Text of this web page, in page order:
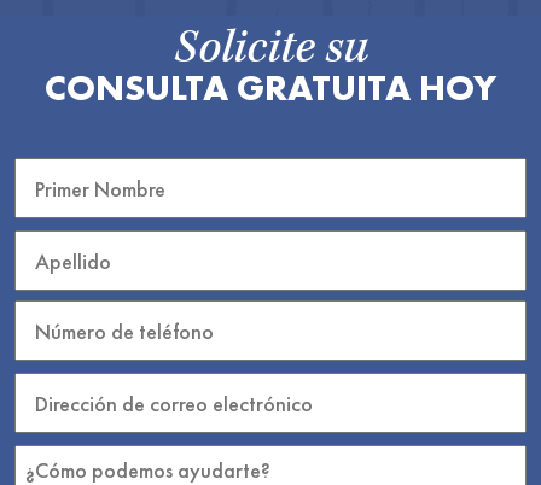
Solicite su
CONSULTA GRATUITA HOY